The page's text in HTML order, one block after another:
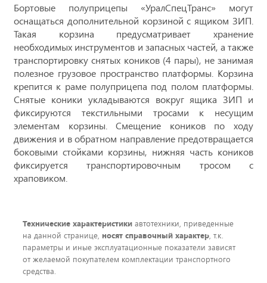
Бортовые полуприцепы «УралСпецТранс» могут
оснащаться дополнительной корзиной с ящиком ЗИП.
Такая корзина предусматривает хранение
необходимых инструментов и запасных частей, а также
транспортировку снятых коников (4 пары), не занимая
полезное грузовое пространство платформы. Корзина
крепится к раме полуприцепа под полом платформы.
Снятые коники укладываются вокруг ящика ЗИП и
фиксируются текстильными тросами к несущим
элементам корзины. Смещение коников по ходу
движения и в обратном направление предотвращается
боковыми стойками корзины, нижняя часть коников
фиксируется транспортировочным тросом с
храповиком.
Технические характеристики автотехники, приведенные
на данной странице, носят справочный характер, т.к.
параметры и иные эксплуатационные показатели зависят
от желаемой покупателем комплектации транспортного
средства.